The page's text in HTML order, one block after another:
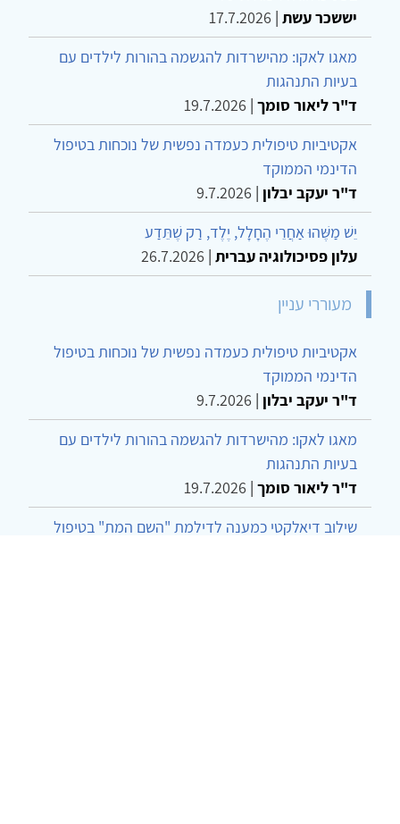
יששכר עשת |
17.7.2026
מאגו לאקו: מהישרדות להגשמה בהורות לילדים עם
בעיות התנהגות
ד"ר ליאור סומך |
19.7.2026
אקטיביות טיפולית כעמדה נפשית של נוכחות בטיפול
הדינמי הממוקד
ד"ר יעקב יבלון |
9.7.2026
יֵשׁ מַשֶּׁהוּ אַחֲרֵי הֶחָלָל, יֶלֶד, רַק שֶׁתֵּדַע
עלון פסיכולוגיה עברית |
26.7.2026
מעוררי עניין
אקטיביות טיפולית כעמדה נפשית של נוכחות בטיפול
הדינמי הממוקד
ד"ר יעקב יבלון |
9.7.2026
מאגו לאקו: מהישרדות להגשמה בהורות לילדים עם
בעיות התנהגות
ד"ר ליאור סומך |
19.7.2026
שילוב דיאלקטי כמענה לדילמת "השם המת" בטיפול